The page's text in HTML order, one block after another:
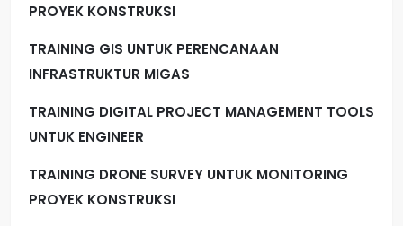
PROYEK KONSTRUKSI
TRAINING GIS UNTUK PERENCANAAN
INFRASTRUKTUR MIGAS
TRAINING DIGITAL PROJECT MANAGEMENT TOOLS
UNTUK ENGINEER
TRAINING DRONE SURVEY UNTUK MONITORING
PROYEK KONSTRUKSI